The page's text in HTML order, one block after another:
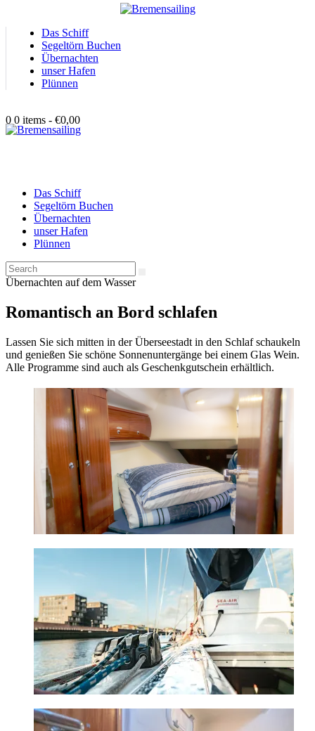
Das Schiff
Segeltörn Buchen
Übernachten
unser Hafen
Plünnen
0 0 items - €0,00
Das Schiff
Segeltörn Buchen
Übernachten
unser Hafen
Plünnen
Übernachten auf dem Wasser
Romantisch an Bord schlafen
Lassen Sie sich mitten in der Überseestadt in den Schlaf schaukeln
und genießen Sie schöne Sonnenuntergänge bei einem Glas Wein.
Alle Programme sind auch als Geschenkgutschein erhältlich.